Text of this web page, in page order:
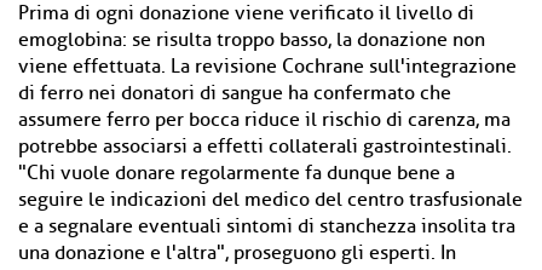
Prima di ogni donazione viene verificato il livello di
emoglobina: se risulta troppo basso, la donazione non
viene effettuata. La revisione Cochrane sull'integrazione
di ferro nei donatori di sangue ha confermato che
assumere ferro per bocca riduce il rischio di carenza, ma
potrebbe associarsi a effetti collaterali gastrointestinali.
"Chi vuole donare regolarmente fa dunque bene a
seguire le indicazioni del medico del centro trasfusionale
e a segnalare eventuali sintomi di stanchezza insolita tra
una donazione e l'altra", proseguono gli esperti. In